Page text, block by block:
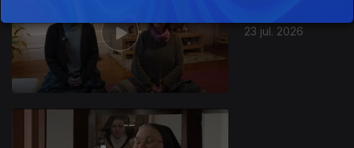
23 jul. 2026